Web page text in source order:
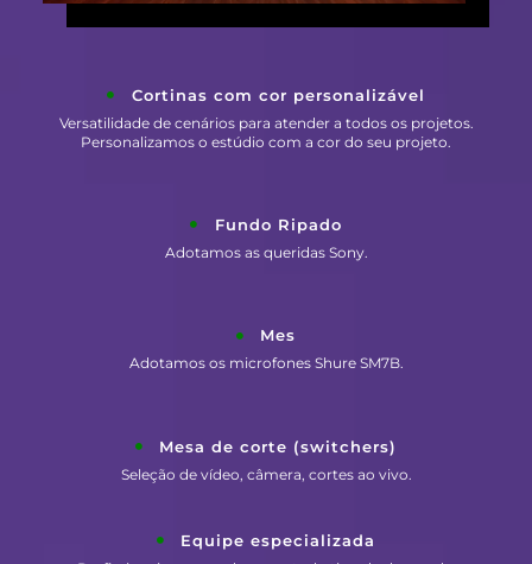
Cortinas com cor personalizável
Versatilidade de cenários para atender a todos os projetos.
Personalizamos o estúdio com a cor do seu projeto.
Fundo Ripado
Adotamos as queridas Sony.
Mes
Adotamos os microfones Shure SM7B.
Mesa de corte (switchers)
Seleção de vídeo, câmera, cortes ao vivo.
Equipe especializada